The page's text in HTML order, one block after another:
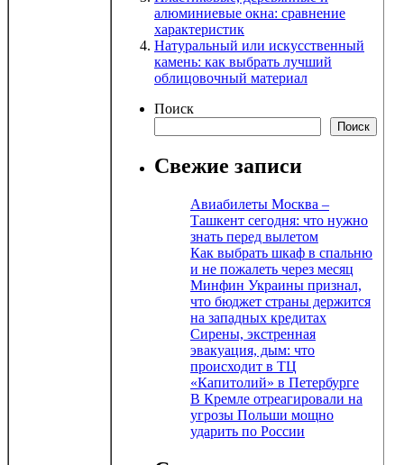
алюминиевые окна: сравнение
характеристик
Натуральный или искусственный
камень: как выбрать лучший
облицовочный материал
Поиск
Поиск
Свежие записи
Авиабилеты Москва –
Ташкент сегодня: что нужно
знать перед вылетом
Как выбрать шкаф в спальню
и не пожалеть через месяц
Минфин Украины признал,
что бюджет страны держится
на западных кредитах
Сирены, экстренная
эвакуация, дым: что
происходит в ТЦ
«Капитолий» в Петербурге
В Кремле отреагировали на
угрозы Польши мощно
ударить по России